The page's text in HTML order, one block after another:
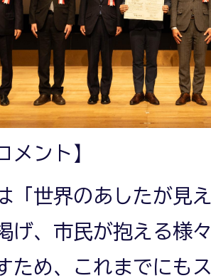
メント】
「世界のあしたが見
げ、市民が抱える様
ため、これまでにも